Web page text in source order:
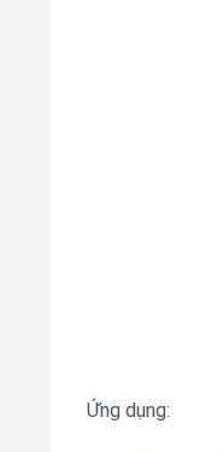
Ứng dụng: